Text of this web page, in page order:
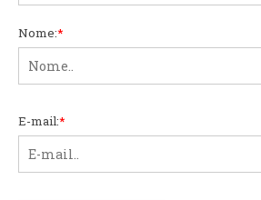
Nome:*
E-mail:*